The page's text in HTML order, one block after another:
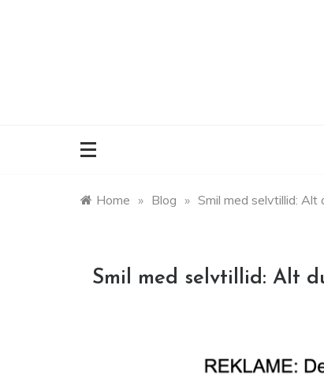
Home » Blog » Smil med selvtillid: Alt
Smil med selvtillid: Alt